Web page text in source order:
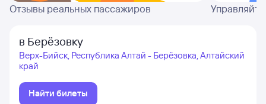
Отзывы реальных пассажиров
в Берёзовку
Верх-Бийск, Республика Алтай - Берёзовка, Алтайский
край
Найти билеты